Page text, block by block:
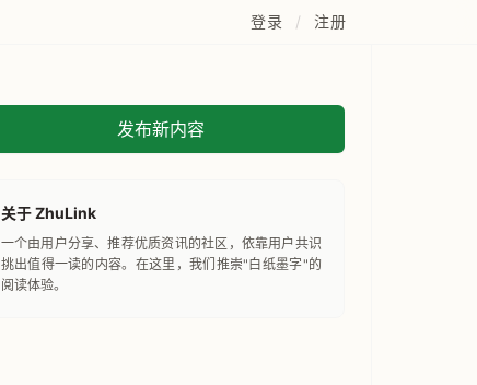
登录 / 注册
发布新内容
关于 ZhuLink
一个由用户分享、推荐优质资讯的社区，依靠用户共识
挑出值得一读的内容。在这里，我们推崇"白纸墨字"的
阅读体验。